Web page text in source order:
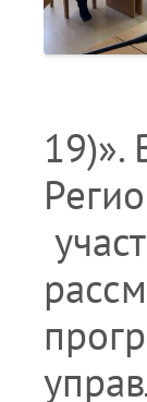
19)».